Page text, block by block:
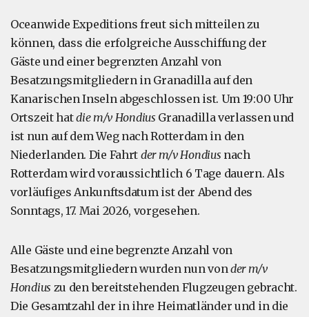
Oceanwide Expeditions freut sich mitteilen zu
können, dass die erfolgreiche Ausschiffung der
Gäste und einer begrenzten Anzahl von
Besatzungsmitgliedern in Granadilla auf den
Kanarischen Inseln abgeschlossen ist. Um 19:00 Uhr
Ortszeit hatdie m/v Hondius Granadilla verlassen und
ist nun auf dem Weg nach Rotterdam in den
Niederlanden. Die Fahrt der m/v Hondius nach
Rotterdam wird voraussichtlich 6 Tage dauern. Als
vorläufiges Ankunftsdatum ist der Abend des
Sonntags, 17. Mai 2026, vorgesehen.
Alle Gäste und eine begrenzte Anzahl von
Besatzungsmitgliedern wurden nun vonder m/v
Hondius zu den bereitstehenden Flugzeugen gebracht.
Die Gesamtzahl der in ihre Heimatländer und in die